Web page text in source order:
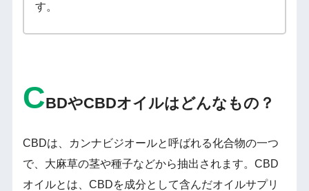
す。
CBDやCBDオイルはどんなもの？
CBDは、カンナビジオールと呼ばれる化合物の一つ
で、大麻草の茎や種子などから抽出されます。CBD
オイルとは、CBDを成分として含んだオイルサプリ